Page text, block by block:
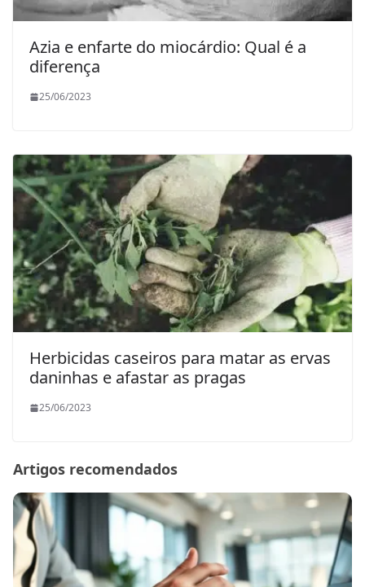
Azia e enfarte do miocárdio: Qual é a
diferença
25/06/2023
Herbicidas caseiros para matar as ervas
daninhas e afastar as pragas
25/06/2023
Artigos recomendados